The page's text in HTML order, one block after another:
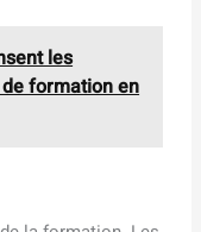
les
formation en